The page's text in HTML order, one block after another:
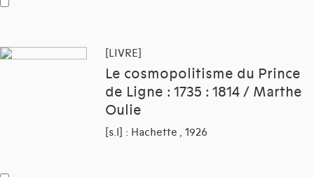
[LIVRE]
Le cosmopolitisme du Prince
de Ligne : 1735 : 1814 / Marthe
Oulie
[s.l] : Hachette , 1926